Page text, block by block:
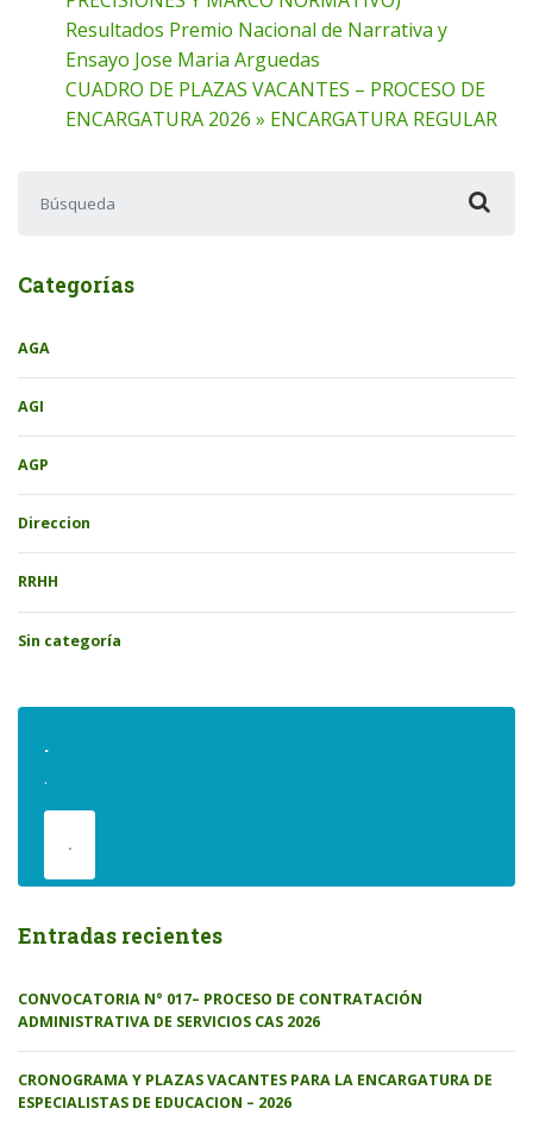
Resultados Premio Nacional de Narrativa y
Ensayo Jose Maria Arguedas
CUADRO DE PLAZAS VACANTES – PROCESO DE
ENCARGATURA 2026 » ENCARGATURA REGULAR
Categorías
AGA
AGI
AGP
Direccion
RRHH
Sin categoría
.
.
.
Entradas recientes
CONVOCATORIA N° 017– PROCESO DE CONTRATACIÓN
ADMINISTRATIVA DE SERVICIOS CAS 2026
CRONOGRAMA Y PLAZAS VACANTES PARA LA ENCARGATURA DE
ESPECIALISTAS DE EDUCACION – 2026